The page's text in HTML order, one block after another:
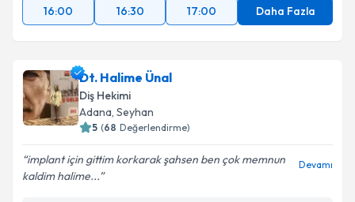
16:00 16:30 17:00 Daha Fazla
Dt. Halime Ünal
Diş Hekimi
Adana, Seyhan
5 (68 Değerlendirme)
implant için gittim korkarak şahsen ben çok memnun
kaldim halime...
Devamı